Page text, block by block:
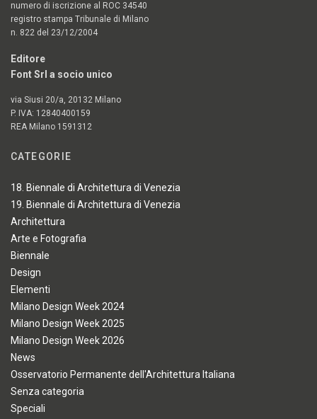
numero di iscrizione al ROC 34540
registro stampa Tribunale di Milano
n. 822 del 23/12/2004
Editore
Font Srl a socio unico
via Siusi 20/a, 20132 Milano
P. IVA: 12840400159
REA Milano 1591312
CATEGORIE
18. Biennale di Architettura di Venezia
19. Biennale di Architettura di Venezia
Architettura
Arte e Fotografia
Biennale
Design
Elementi
Milano Design Week 2024
Milano Design Week 2025
Milano Design Week 2026
News
Osservatorio Permanente dell'Architettura Italiana
Senza categoria
Speciali